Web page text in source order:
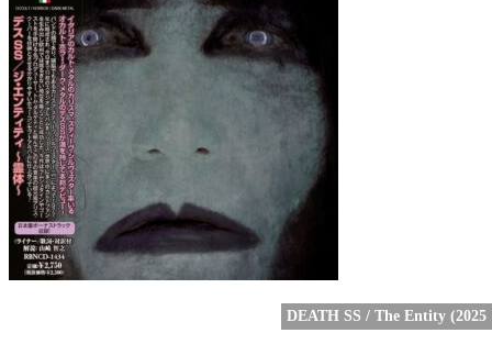
DEATH SS / The Entity